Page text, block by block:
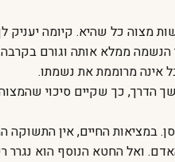
מצוה כל שהיא. קיומה יעניק
ממלא אותה וגורם
אינה מרוממת את נשמתו.
הדרך, כך שקיים סיכוי
במציאות החיים, אין
ואל החטא הנוסף הוא נגרר